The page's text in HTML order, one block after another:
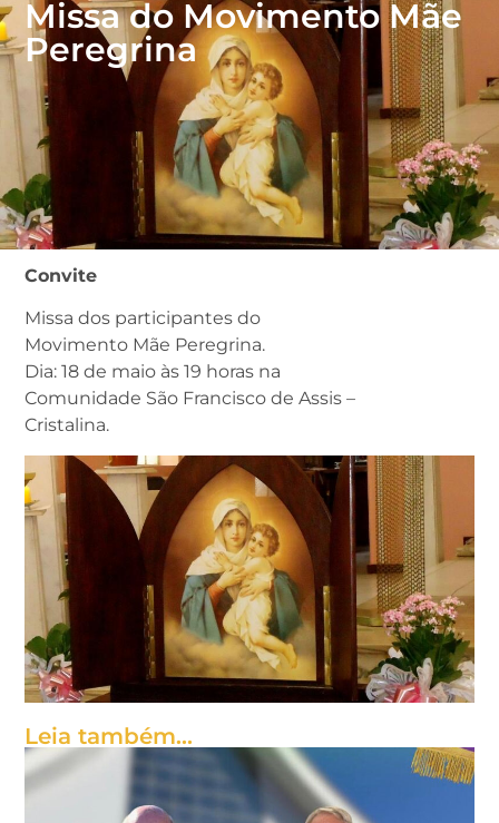
Missa do Movimento Mãe
Peregrina
Convite
Missa dos participantes do
Movimento Mãe Peregrina.
Dia: 18 de maio às 19 horas na
Comunidade São Francisco de Assis –
Cristalina.
Leia também...